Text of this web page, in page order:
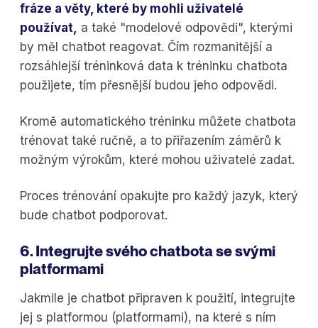
fráze a věty, které by mohli uživatelé
používat,
a také "modelové odpovědi", kterými
by měl chatbot reagovat. Čím rozmanitější a
rozsáhlejší tréninková data k tréninku chatbota
použijete, tím přesnější budou jeho odpovědi.
Kromě automatického tréninku můžete chatbota
trénovat také ručně, a to přiřazením záměrů k
možným výrokům, které mohou uživatelé zadat.
Proces trénování opakujte pro každý jazyk, který
bude chatbot podporovat.
6. Integrujte svého chatbota se svými
platformami
Jakmile je chatbot připraven k použití, integrujte
jej s platformou (platformami), na které s ním